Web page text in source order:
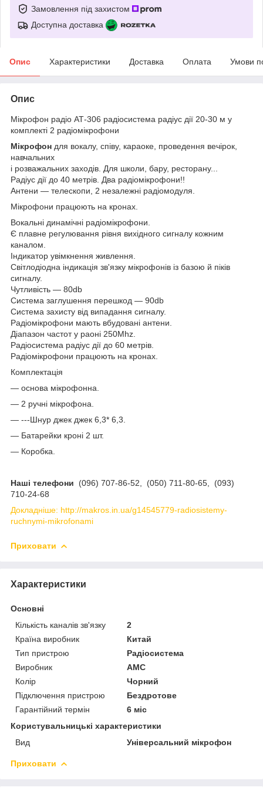
Замовлення під захистом
Доступна доставка
Опис Характеристики Доставка Оплата Умови
Опис
Мікрофон радіо АТ-306 радіосистема радіус дії 20-30 м у
комплекті 2 радіомікрофони
Мікрофон для вокалу, співу, караоке, проведення вечірок,
навчальних
і розважальних заходів. Для школи, бару, ресторану...
Радіус дії до 40 метрів. Два радіомікрофони!!
Антени — телескопи, 2 незалежні радіомодуля.
Мікрофони працюють на кронах.
Вокальні динамічні радіомікрофони.
Є плавне регулювання рівня вихідного сигналу кожним
каналом.
Індикатор увімкнення живлення.
Світлодіодна індикація зв'язку мікрофонів із базою й піків
сигналу.
Чутливість — 80db
Система заглушення перешкод — 90db
Система захисту від випадання сигналу.
Радіомікрофони мають вбудовані антени.
Діапазон частот у раоні 250Mhz.
Радіосистема радіус дії до 60 метрів.
Радіомікрофони працюють на кронах.
Комплектація
— основа мікрофонна.
— 2 ручні мікрофона.
— ---Шнур джек джек 6,3* 6,3.
— Батарейки кроні 2 шт.
— Коробка.
Наші телефони
(096) 707-86-52, (050) 711-80-65, (093)
710-24-68
Докладніше: http://makros.in.ua/g14545779-radiosistemy-
ruchnymi-mikrofonami
Приховати
Характеристики
Основні
Кількість каналів зв'язку
2
Країна виробник
Китай
Тип пристрою
Радіосистема
Виробник
AMC
Колір
Чорний
Підключення пристрою
Бездротове
Гарантійний термін
6 міс
Користувальницькі характеристики
Вид
Універсальний мікрофон
Приховати